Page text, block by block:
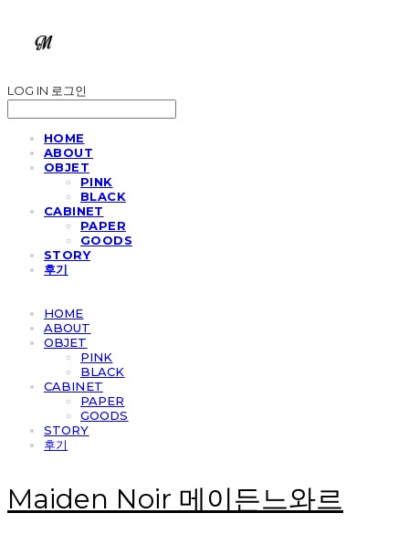
LOG IN 로그인
HOME
ABOUT
OBJET
PINK
BLACK
CABINET
PAPER
GOODS
STORY
후기
HOME
ABOUT
OBJET
PINK
BLACK
CABINET
PAPER
GOODS
STORY
후기
Maiden Noir 메이든느와르